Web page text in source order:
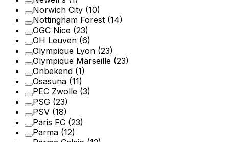
Norwich City (10)
Nottingham Forest (14)
OGC Nice (23)
OH Leuven (6)
Olympique Lyon (23)
Olympique Marseille (23)
Onbekend (1)
Osasuna (11)
PEC Zwolle (3)
PSG (23)
PSV (18)
Paris FC (23)
Parma (12)